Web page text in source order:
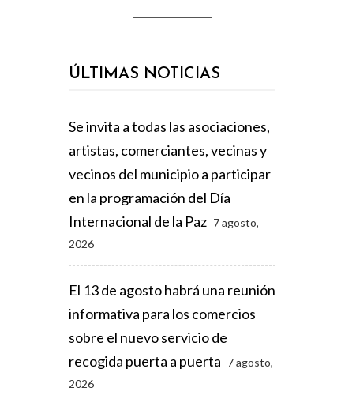
ÚLTIMAS NOTICIAS
Se invita a todas las asociaciones,
artistas, comerciantes, vecinas y
vecinos del municipio a participar
en la programación del Día
Internacional de la Paz 7 agosto,
2026
El 13 de agosto habrá una reunión
informativa para los comercios
sobre el nuevo servicio de
recogida puerta a puerta 7 agosto,
2026